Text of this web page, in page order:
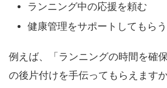
ランニング中の応援を頼む
健康管理をサポートしてもらう
例えば、「ランニングの時間を確
の後片付けを手伝ってもらえます